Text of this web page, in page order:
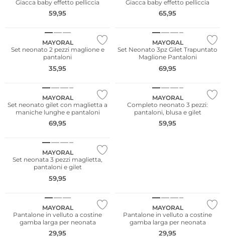
Giacca baby effetto pelliccia
59,95
Giacca baby effetto pelliccia
65,95
MAYORAL
Set neonato 2 pezzi maglione e
pantaloni
35,95
MAYORAL
Set Neonato 3pz Gilet Trapuntato
Maglione Pantaloni
69,95
MAYORAL
Set neonato gilet con maglietta a
maniche lunghe e pantaloni
69,95
MAYORAL
Completo neonato 3 pezzi:
pantaloni, blusa e gilet
59,95
MAYORAL
Set neonata 3 pezzi maglietta,
pantaloni e gilet
59,95
MAYORAL
Pantalone in velluto a costine
gamba larga per neonata
29,95
MAYORAL
Pantalone in velluto a costine
gamba larga per neonata
29,95